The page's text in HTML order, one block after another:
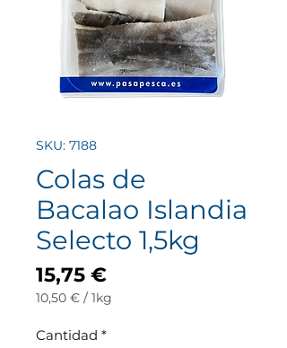
SKU: 7188
Colas de
Bacalao Islandia
Selecto 1,5kg
15,75 €Precio
10,50 € / 1kg
por
1
Cantidad *